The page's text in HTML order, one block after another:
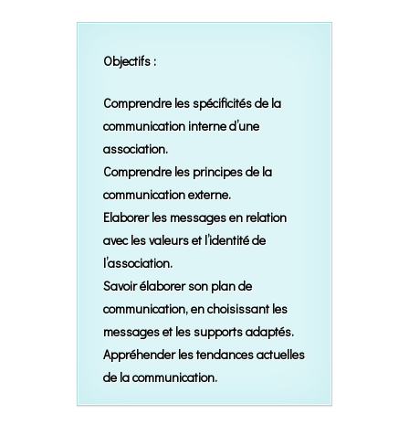
Objectifs :
Comprendre les spécificités de la
communication interne d’une
association.
Comprendre les principes de la
communication externe.
Elaborer les messages en relation
avec les valeurs et l’identité de
l’association.
Savoir élaborer son plan de
communication, en choisissant les
messages et les supports adaptés.
Appréhender les tendances actuelles
de la communication.